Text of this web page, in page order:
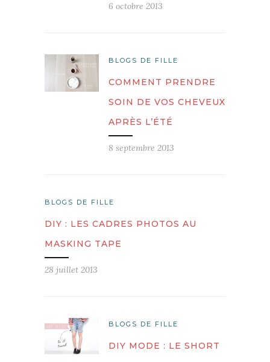
6 octobre 2013
BLOGS DE FILLE
COMMENT PRENDRE
SOIN DE VOS CHEVEUX
APRÈS L’ÉTÉ
8 septembre 2013
BLOGS DE FILLE
DIY : LES CADRES PHOTOS AU
MASKING TAPE
28 juillet 2013
BLOGS DE FILLE
DIY MODE : LE SHORT